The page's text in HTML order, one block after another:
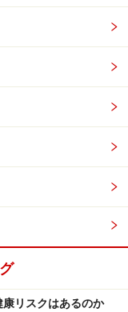
リスクはあるのか